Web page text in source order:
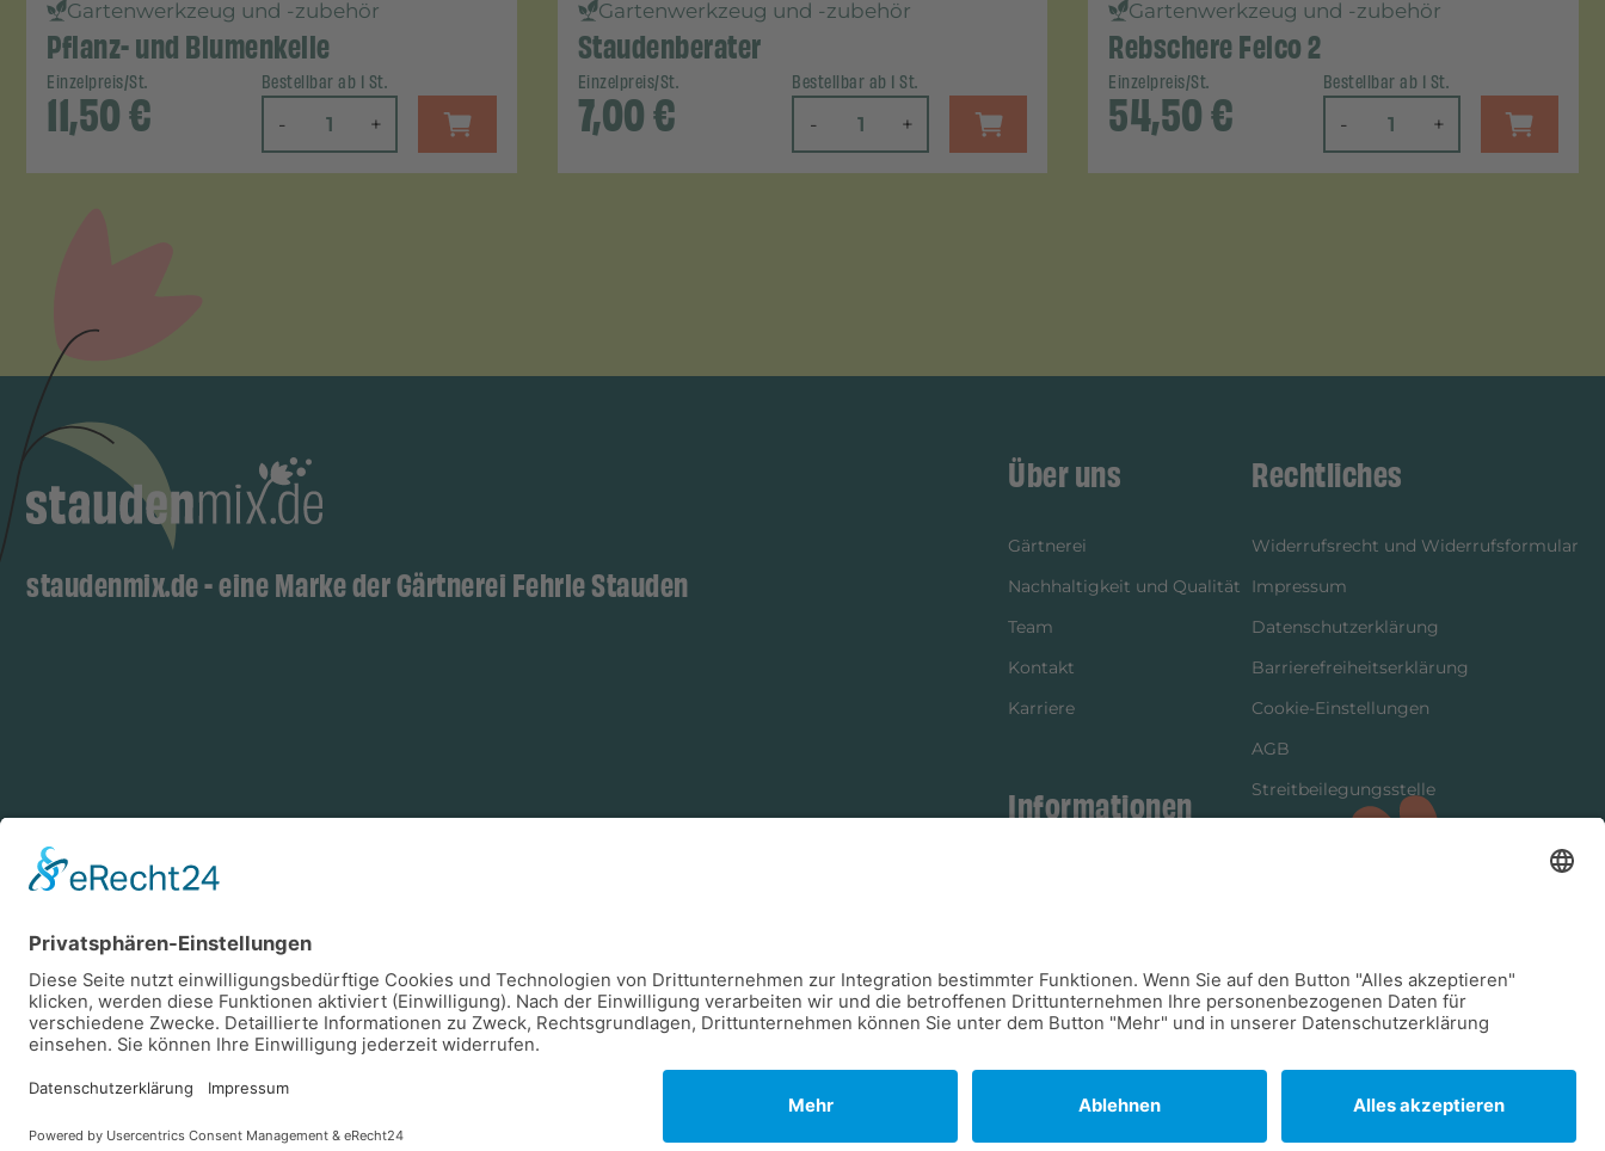
Gartenwerkzeug und -zubehör
Pflanz- und Blumenkelle
Einzelpreis/St.
11,50€
Bestellbar ab 1 St.
- +
Gartenwerkzeug und -zubehör
Staudenberater
Einzelpreis/St.
7,00€
Bestellbar ab 1 St.
- +
Gartenwerkzeug und -zubehör
Rebschere Felco 2
Einzelpreis/St.
54,50€
Bestellbar ab 1 St.
- +
staudenmix.de - eine Marke der Gärtnerei Fehrle Stauden
Zahlungsarten
Über uns
Gärtnerei
Nachhaltigkeit und Qualität
Team
Kontakt
Karriere
Informationen
Versandinformationen
Rechtliches
Widerrufsrecht und Widerrufsformular
Impressum
Datenschutzerklärung
Barrierefreiheitserklärung
Cookie-Einstellungen
AGB
Streitbeilegungsstelle